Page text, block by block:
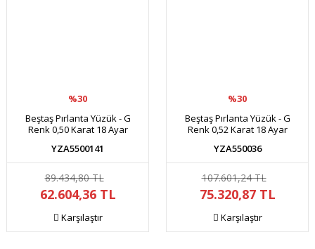
%30
Beştaş Pırlanta Yüzük - G
Renk 0,50 Karat 18 Ayar
YZA5500141
89.434,80 TL
62.604,36 TL
Karşılaştır
%30
Beştaş Pırlanta Yüzük - G
Renk 0,52 Karat 18 Ayar
YZA550036
107.601,24 TL
75.320,87 TL
Karşılaştır